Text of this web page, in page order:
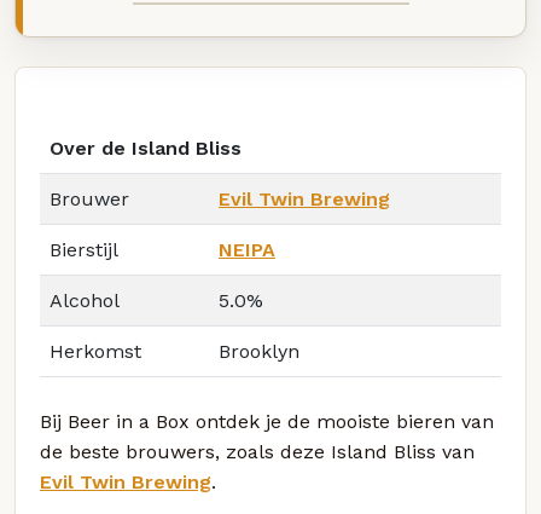
Over de Island Bliss
Brouwer Evil Twin Brewing
Bierstijl NEIPA
Alcohol 5.0%
Herkomst Brooklyn
Bij Beer in a Box ontdek je de mooiste bieren van
de beste brouwers, zoals deze Island Bliss van
Evil Twin Brewing.